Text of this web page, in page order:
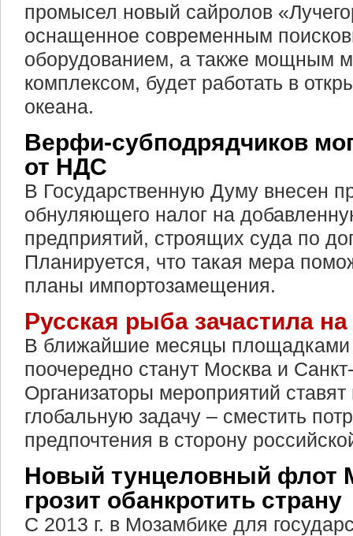
промысел новый сайролов
оснащенное современным
оборудованием, а также мощным
комплексом, будет работать в
океана.
Верфи-субподрядчиков
от НДС
В Государственную Думу внесен
обнуляющего налог на
предприятий, строящих суда по
Планируется, что такая мера
планы импортозамещения.
Русская рыба зачастила
В ближайшие месяцы
поочередно станут Москва и
Организаторы мероприятий
глобальную задачу – сместить
предпочтения в сторону
Новый тунцеловный флот
грозит обанкротить страну
С 2013 г. в Мозамбике для